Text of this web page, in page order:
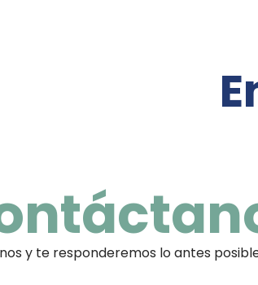
y te responderemos lo antes